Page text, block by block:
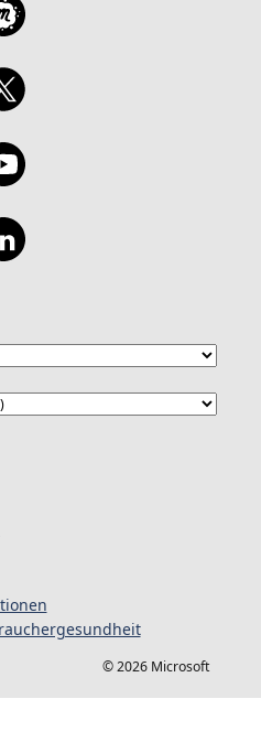
© 2026 Microsoft